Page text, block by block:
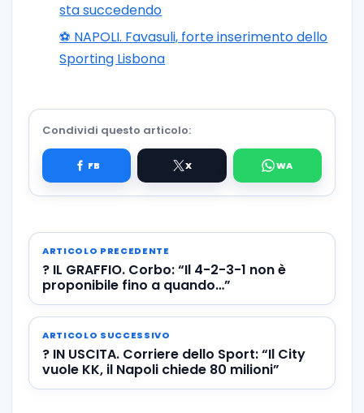
sta succedendo
⚽️ NAPOLI. Favasuli, forte inserimento dello
Sporting Lisbona
Condividi questo articolo:
ARTICOLO PRECEDENTE
? IL GRAFFIO. Corbo: “Il 4-2-3-1 non è
proponibile fino a quando…”
ARTICOLO SUCCESSIVO
? IN USCITA. Corriere dello Sport: “Il City
vuole KK, il Napoli chiede 80 milioni”